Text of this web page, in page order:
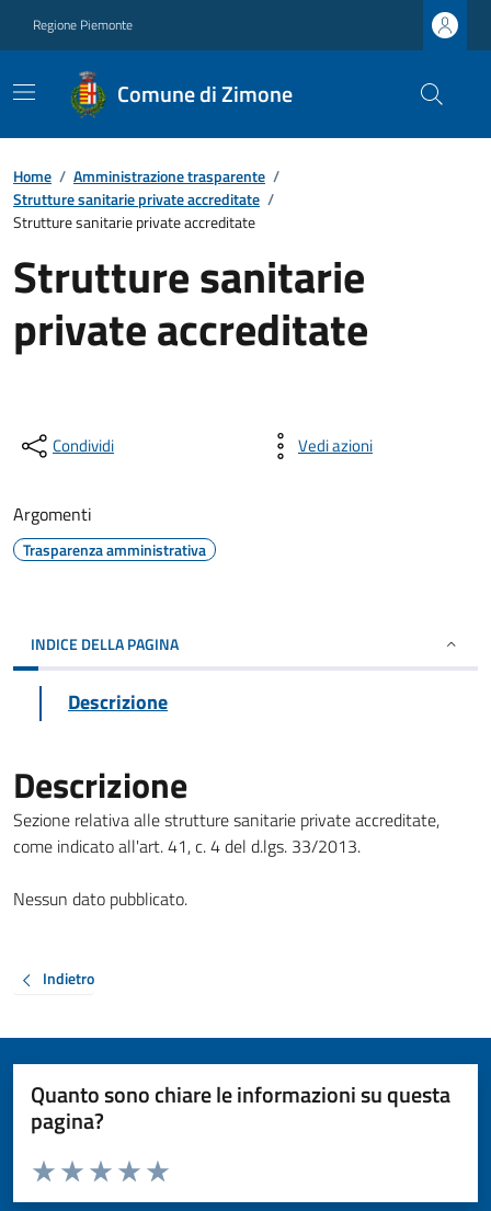
Regione Piemonte
Comune di Zimone
Home / Amministrazione trasparente /
Strutture sanitarie private accreditate /
Strutture sanitarie private accreditate
Strutture sanitarie
private accreditate
Condividi Vedi azioni
Argomenti
Trasparenza amministrativa
INDICE DELLA PAGINA
Descrizione
Descrizione
Sezione relativa alle strutture sanitarie private accreditate,
come indicato all'art. 41, c. 4 del d.lgs. 33/2013.
Nessun dato pubblicato.
Indietro
Quanto sono chiare le informazioni su questa
pagina?
Valuta da 1 a 5 stelle la pagina
Valuta 5 stelle su 5
Valuta 4 stelle su 5
Valuta 3 stelle su 5
Valuta 2 stelle su 5
Valuta 1 stelle su 5